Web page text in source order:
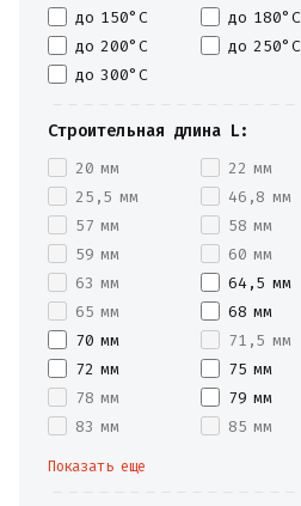
до 150°С
до 180°С
до 200°С
до 250°С
до 300°С
Строительная длина L:
20 мм
22 мм
25,5 мм
46,8 мм
57 мм
58 мм
59 мм
60 мм
63 мм
64,5 мм
65 мм
68 мм
70 мм
71,5 мм
72 мм
75 мм
78 мм
79 мм
83 мм
85 мм
Показать еще